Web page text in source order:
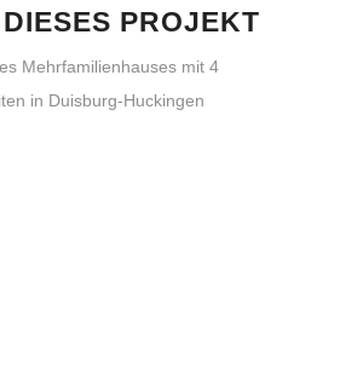
PROJEKT
Mehrfamilienhauses mit 4
in Duisburg-Huckingen